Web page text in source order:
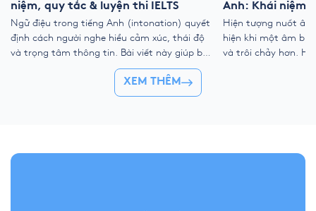
niệm, quy tắc & luyện thi IELTS
Ngữ điệu trong tiếng Anh (intonation) quyết
định cách người nghe hiểu cảm xúc, thái độ
và trọng tâm thông tin. Bài viết này giúp bạn
nắm rõ ngữ điệu lên xuống, trọng âm chính,
nhóm ý và cách áp dụng vào IELTS Speaking
để nói tự nhiên, mạch lạc và dễ đạt điểm
Anh: Khái niệm,
Hiện tượng nuốt
hiện khi một âm bị
và trôi chảy hơn.
XEM THÊM